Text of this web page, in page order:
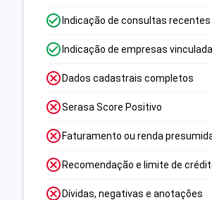
Indicação de consultas recentes
Indicação de empresas
Dados cadastrais completos
Serasa Score Positivo
Faturamento ou renda
Recomendação e limite de
Dívidas, negativas e anotações